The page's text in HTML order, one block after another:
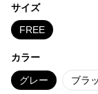
サイズ
FREE
カラー
グレー ブラ